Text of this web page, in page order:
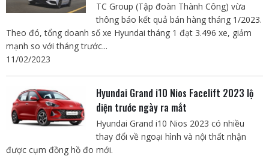
TC Group (Tập đoàn Thành Công) vừa
thông báo kết quả bán hàng tháng 1/2023.
Theo đó, tổng doanh số xe Hyundai tháng 1 đạt 3.496 xe, giảm
mạnh so với tháng trước...
11/02/2023
Hyundai Grand i10 Nios Facelift 2023 lộ
diện trước ngày ra mắt
Hyundai Grand i10 Nios 2023 có nhiều
thay đổi về ngoại hình và nội thất nhận
được cụm đồng hồ đo mới.